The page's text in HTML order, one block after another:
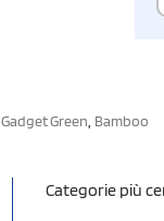
Gadget Green Bamboo
Categorie più